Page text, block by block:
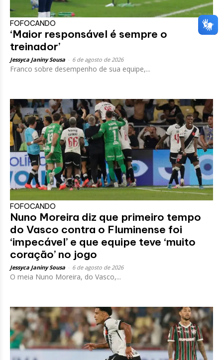
FOFOCANDO
‘Maior responsável é sempre o
treinador’
Jessyca Janiny Sousa 6 de agosto de 2026
Franco sobre desempenho de sua equipe,...
FOFOCANDO
Nuno Moreira diz que primeiro tempo
do Vasco contra o Fluminense foi
‘impecável’ e que equipe teve ‘muito
coração’ no jogo
Jessyca Janiny Sousa 6 de agosto de 2026
O meia Nuno Moreira, do Vasco,...